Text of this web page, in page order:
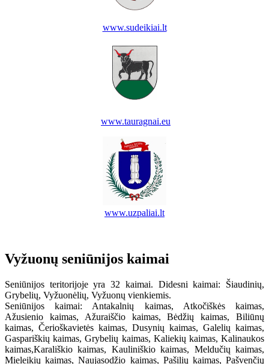
www.sudeikiai.lt
www.tauragnai.eu
www.uzpaliai.lt
Vyžuonų seniūnijos kaimai
Seniūnijos teritorijoje yra 32 kaimai. Didesni kaimai: Šiaudinių,
Grybelių, Vyžuonėlių, Vyžuonų vienkiemis.
Seniūnijos kaimai: Antakalnių kaimas, Atkočiškės kaimas,
Ažusienio kaimas, Ažuraiščio kaimas, Bėdžių kaimas, Biliūnų
kaimas, Čerioškavietės kaimas, Dusynių kaimas, Galelių kaimas,
Gaspariškių kaimas, Grybelių kaimas, Kaliekių kaimas, Kalinaukos
kaimas,Karališkio kaimas, Kauliniškio kaimas, Meldučių kaimas,
Mieleikių kaimas, Naujasodžio kaimas, Pašilių kaimas, Pašvenčių